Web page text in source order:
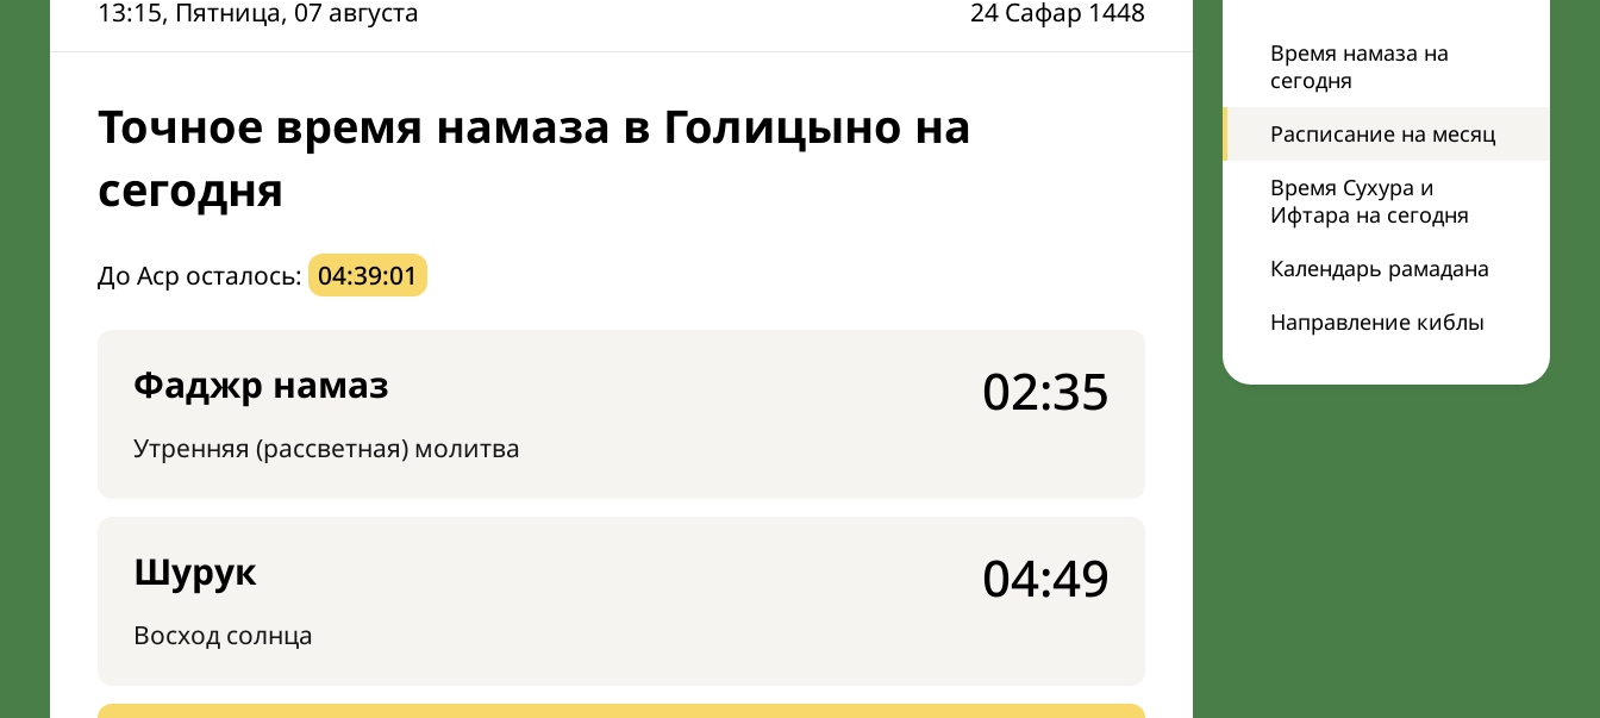
Время намаза на
сегодня
Расписание на месяц
Время Сухура и
Ифтара на сегодня
Календарь рамадана
Направление киблы
13:15, Пятница, 07 августа 24 Сафар 1448
Точное время намаза в Голицыно на
сегодня
До Аср осталось: 04:39:00
Фаджр намаз
Утренняя (рассветная) молитва
02:35
Шурук
Восход солнца
04:49